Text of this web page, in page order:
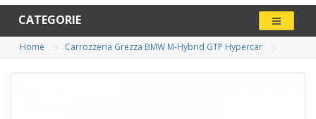
CATEGORIE
Home Carrozzeria Grezza BMW M-Hybrid GTP Hypercar